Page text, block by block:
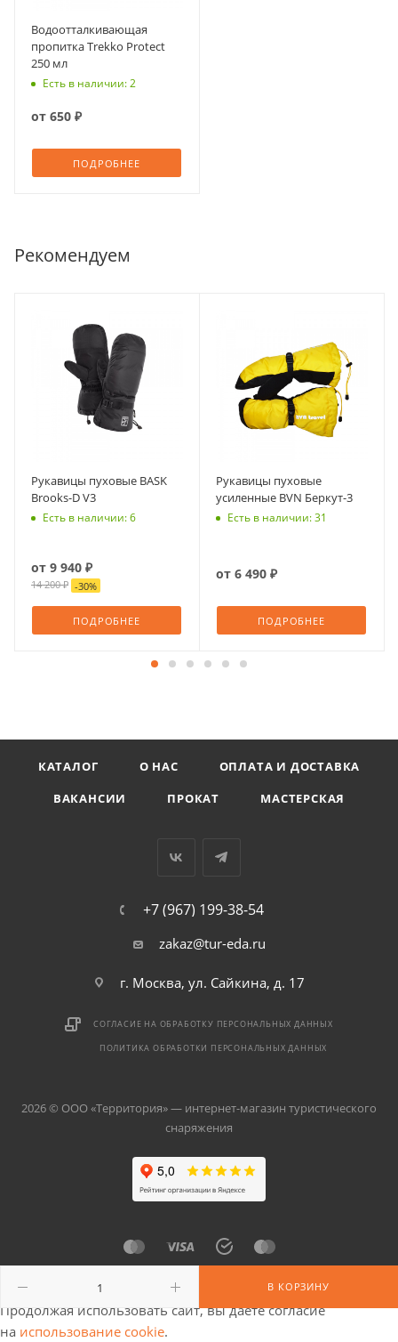
В КОРЗИНУ
Водоотталкивающая
пропитка Trekko Protect
250 мл
Есть в наличии: 2
от 650 ₽
ПОДРОБНЕЕ
Рекомендуем
Рукавицы пуховые BASK
Brooks-D V3
Есть в наличии: 6
от 9 940 ₽
14 200 ₽ -30%
ПОДРОБНЕЕ
Рукавицы пуховые
усиленные BVN Беркут-3
Есть в наличии: 31
от 6 490 ₽
ПОДРОБНЕЕ
КАТАЛОГ О НАС
ОПЛАТА И ДОСТАВКА
ВАКАНСИИ
ПРОКАТ МАСТЕРСКАЯ
+7 (967) 199-38-54
zakaz@tur-eda.ru
г. Москва, ул. Сайкина, д. 17
СОГЛАСИЕ НА ОБРАБОТКУ ПЕРСОНАЛЬНЫХ ДАННЫХ
ПОЛИТИКА ОБРАБОТКИ ПЕРСОНАЛЬНЫХ ДАННЫХ
2026 © ООО «Территория» — интернет-магазин туристического
снаряжения
Продолжая использовать сайт, вы даете согласие
на использование cookie.